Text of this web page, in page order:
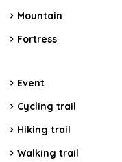
Mountain
Fortress
Event
Cycling trail
Hiking trail
Walking trail